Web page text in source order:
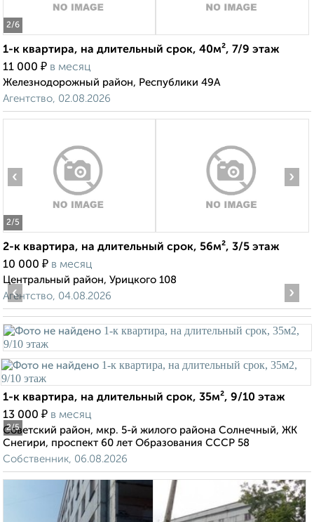
2/6
1-к квартира, на длительный срок, 40м², 7/9 этаж
11 000 ₽ в месяц
Железнодорожный район, Республики 49А
Агентство, 02.08.2026
2/5
‹ ›
2-к квартира, на длительный срок, 56м², 3/5 этаж
10 000 ₽ в месяц
Центральный район, Урицкого 108
Агентство, 04.08.2026
2/5
‹ ›
1-к квартира, на длительный срок, 35м², 9/10 этаж
13 000 ₽ в месяц
Советский район, мкр. 5-й жилого района Солнечный, ЖК
Снегири, проспект 60 лет Образования СССР 58
Собственник, 06.08.2026